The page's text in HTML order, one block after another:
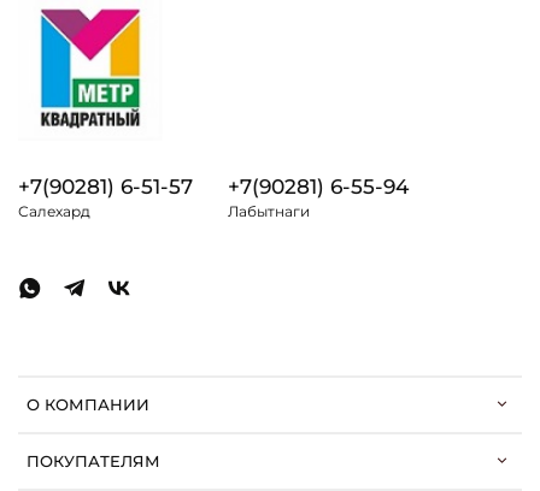
О КОМПАНИИ
ПОКУПАТЕЛЯМ
+7(90281) 6-51-57
Салехард
+7(90281) 6-55-94
Лабытнаги